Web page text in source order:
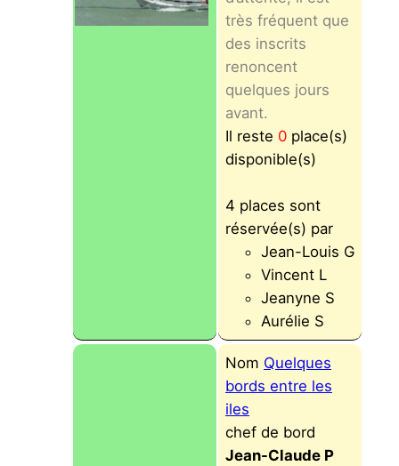
très fréquent que
des inscrits
renoncent
quelques jours
avant.
Il reste 0 place(s)
disponible(s)
4 places sont
réservée(s) par
Jean-Louis G
Vincent L
Jeanyne S
Aurélie S
Nom Quelques
bords entre les
iles
chef de bord
Jean-Claude P